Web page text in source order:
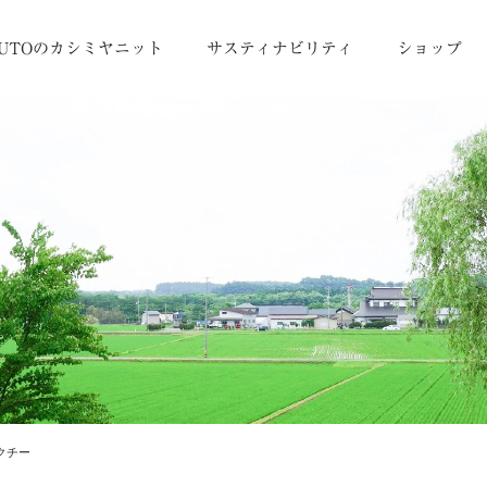
のカシミヤニット サスティナビリティ ショップ
チー